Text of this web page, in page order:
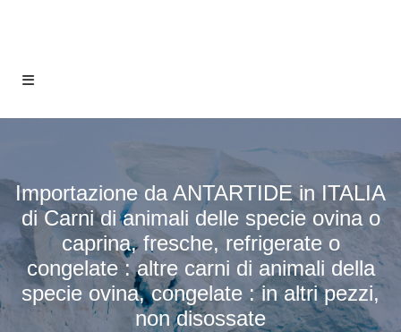
Importazione da ANTARTIDE in ITALIA
di Carni di animali delle specie ovina o
caprina, fresche, refrigerate o
congelate : altre carni di animali della
specie ovina, congelate : in altri pezzi,
non disossate